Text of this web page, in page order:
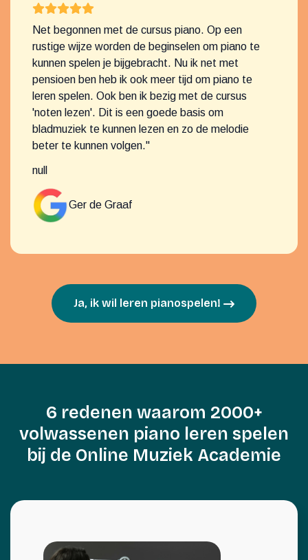
Net begonnen met de cursus piano. Op een
rustige wijze worden de beginselen om piano te
kunnen spelen je bijgebracht. Nu ik net met
pensioen ben heb ik ook meer tijd om piano te
leren spelen. Ook ben ik bezig met de cursus
'noten lezen'. Dit is een goede basis om
bladmuziek te kunnen lezen en zo de melodie
beter te kunnen volgen."
null
Ger de Graaf
Ja, ik wil leren pianospelen!
6 redenen waarom 2000+
volwassenen piano leren spelen
bij de Online Muziek Academie